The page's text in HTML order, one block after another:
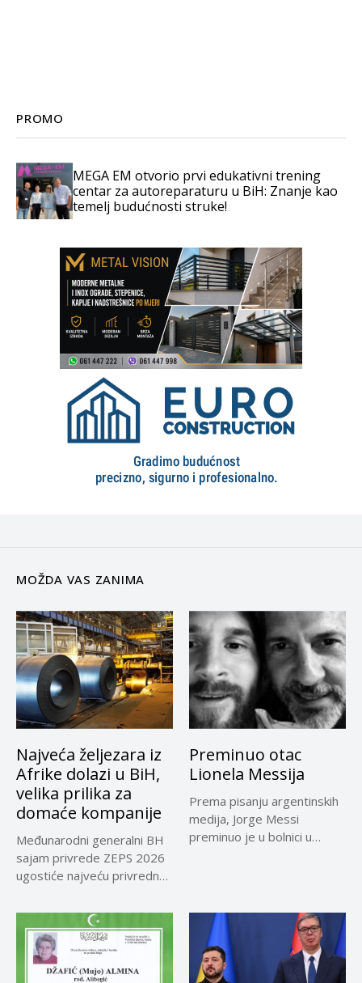
PROMO
MEGA EM otvorio prvi edukativni trening
centar za autoreparaturu u BiH: Znanje kao
temelj budućnosti struke!
MOŽDA VAS ZANIMA
Najveća željezara iz
Afrike dolazi u BiH,
velika prilika za
domaće kompanije
Međunarodni generalni BH
sajam privrede ZEPS 2026
ugostiće najveću privrednu
Preminuo otac
Lionela Messija
Prema pisanju argentinskih
medija, Jorge Messi
preminuo je u bolnici u